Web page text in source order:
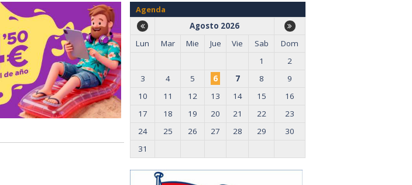
Agenda
Agosto 2026
Lun
Mar Mie Jue Vie Sab
Dom
1
2
3
4 5 6 7 8
9
10
11 12 13 14 15
16
17
18 19 20 21 22
23
24
25 26 27 28 29
30
31